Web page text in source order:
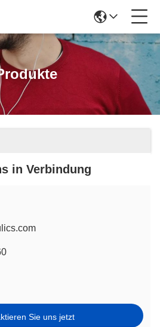
in Verbindung
Sie uns jetzt